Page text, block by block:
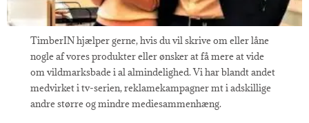
TimberIN hjælper gerne, hvis du vil skrive om eller låne
nogle af vores produkter eller ønsker at få mere at vide
om vildmarksbade i al almindelighed. Vi har blandt andet
medvirket i tv-serien, reklamekampagner mt i adskillige
andre større og mindre mediesammenhæng.